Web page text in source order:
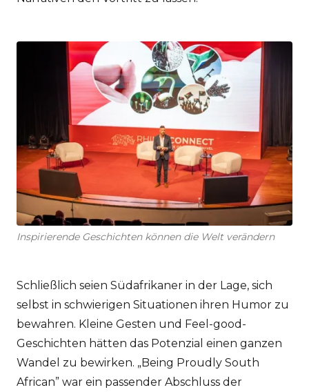
Inspirierende Geschichten können die Welt verändern
Schließlich seien Südafrikaner in der Lage, sich
selbst in schwierigen Situationen ihren Humor zu
bewahren. Kleine Gesten und Feel-good-
Geschichten hätten das Potenzial einen ganzen
Wandel zu bewirken. „Being Proudly South
African” war ein passender Abschluss der